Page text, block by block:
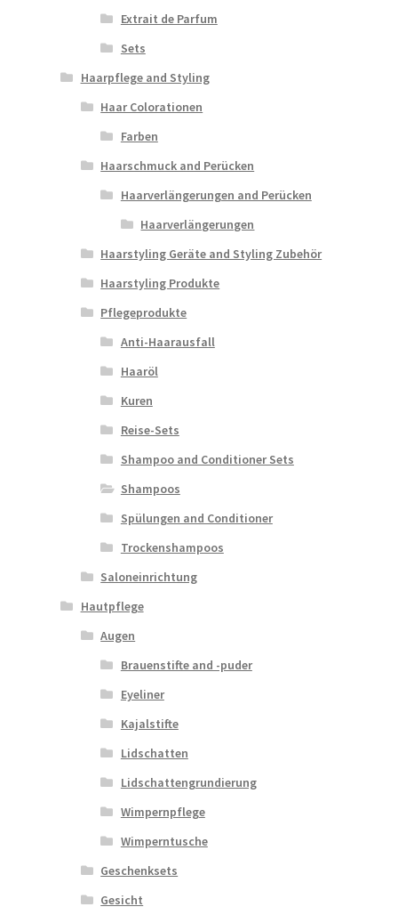
Extrait de Parfum
Sets
Haarpflege and Styling
Haar Colorationen
Farben
Haarschmuck and Perücken
Haarverlängerungen and Perücken
Haarverlängerungen
Haarstyling Geräte and Styling Zubehör
Haarstyling Produkte
Pflegeprodukte
Anti-Haarausfall
Haaröl
Kuren
Reise-Sets
Shampoo and Conditioner Sets
Shampoos
Spülungen and Conditioner
Trockenshampoos
Saloneinrichtung
Hautpflege
Augen
Brauenstifte and -puder
Eyeliner
Kajalstifte
Lidschatten
Lidschattengrundierung
Wimpernpflege
Wimperntusche
Geschenksets
Gesicht